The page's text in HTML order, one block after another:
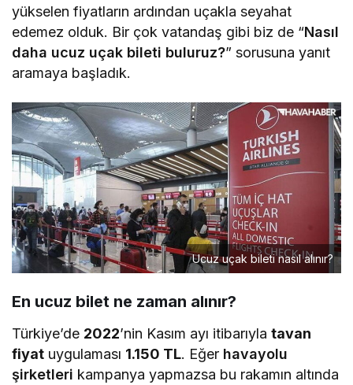
yükselen fiyatların ardından uçakla seyahat
edemez olduk. Bir çok vatandaş gibi biz de “Nasıl
daha ucuz uçak bileti buluruz?” sorusuna yanıt
aramaya başladık.
Ucuz uçak bileti nasıl alınır?
En ucuz bilet ne zaman alınır?
Türkiye’de 2022’nin Kasım ayı itibarıylatavan
fiyat uygulaması 1.150 TL. Eğer havayolu
şirketleri kampanya yapmazsa bu rakamın altında